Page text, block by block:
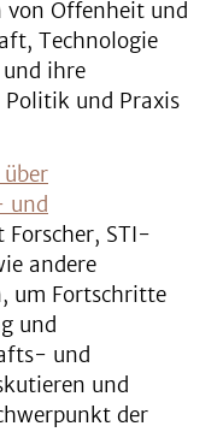
von Offenheit und
Technologie
ihre
Politik und Praxis
und
Forscher, STI-
andere
um Fortschritte
und
und
und
der